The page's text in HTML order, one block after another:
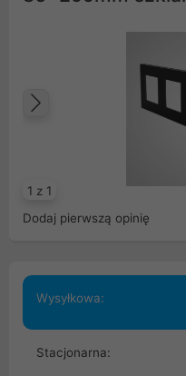
1 z 1
Poprzedni
Dodaj pierwszą opinię
Wysyłkowa:
Stacjonarna: